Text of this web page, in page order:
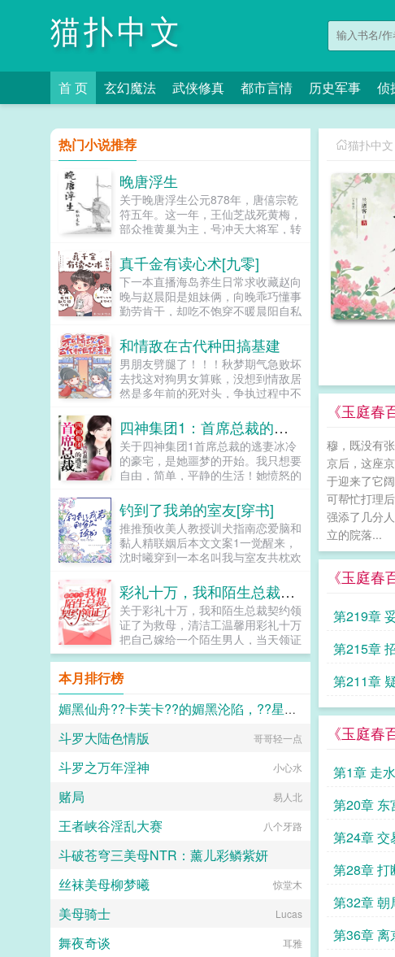
猫扑中文
首 页 玄幻魔法 武侠修真 都市言情 历史军事 侦
猫扑中文
《玉庭
穆，既没有
京后，这座
于迎来了它
可帮忙打理
强添了几分
立的院落...
《玉庭
第219章
第215章
第211章
《玉庭春
第1章 走水
第20章 东
第24章 交
第28章 打
第32章 朝
第36章 离
热门小说推荐
晚唐浮生
关于晚唐浮生公元878年，唐僖宗乾
符五年。这一年，王仙芝战死黄梅，
部众推黄巢为主，号冲天大将军，转
段文楚，父子二人发动叛乱，沙陀兵
马抄掠河东。这一年，江南盗贼蜂
起，连陷州郡。这一年，河南连岁旱
蝗，军士作乱。这一年，僖宗斗鸡击
球，不理朝政。这一年，大唐风雨飘
有自己的理想。他想登高望远，看到
的是万家灯火他想游览山河，看到的
是田园牧歌。他想孩童长得健壮，他
想妇人免遭凌辱，他想老人能得善
真千金有读心术[九零]
下一本直播海岛养生日常求收藏赵向
晚与赵晨阳是姐妹俩，向晚乖巧懂事
勤劳肯干，却吃不饱穿不暖晨阳自私
里人都摇头造孽哦，这么偏心！意外
被雷劈，赵向晚有了读心...
和情敌在古代种田搞基建
男朋友劈腿了！！！秋梦期气急败坏
去找这对狗男女算账，没想到情敌居
然是多年前的死对头，争执过程中不
为了完成兄长的遗愿她不得不女扮男
装赶往封乐县赴任，成了当朝最年轻
的县令...
四神集团1：首席总裁的逃妻
关于四神集团1首席总裁的逃妻冰冷
的豪宅，是她噩梦的开始。我只想要
自由，简单，平静的生活！她愤怒的
吗？冷少辰，如果你死，可以换回我
的自由，那么我就让你不得好死。可
是，誓言终究无法实现，明知这男人
是毒，不能爱，她还是爱上了。直到
他扔给她一张红的刺眼的请柬。她带
令人目眩的俊美脸庞，空气中，永远
少了他的味道。原本向往的自由在这
时，却显得不那么苍白，在自己也不
知道的时候，一颗心已经随着那恶魔
一起下了地狱。★★★五年，他重生
归来，却见她右手牵着俊俏的男孩，
左手挽着他弟弟。若若，五年的平静
生活，似乎让你忘了过去。他邪笑着
看着她。她血色尽退，紧紧地抓着儿
男人是谁？儿子酷酷的问。妈咪？他
得很好，连儿子都有了。爹地，我要
钓到了我弟的室友[穿书]
推推预收美人教授训犬指南恋爱脑和
黏人精联姻后本文文案1一觉醒来，
沈时曦穿到一本名叫我与室友共枕欢
友，两人一见钟情，本该是本甜宠青
春校园文，硬是被主角受的...
彩礼十万，我和陌生总裁契约领证了
关于彩礼十万，我和陌生总裁契约领
证了为救母，清洁工温馨用彩礼十万
把自己嫁给一个陌生男人，当天领证
了。他是堂堂总裁，却扮丑扮穷，骑
着一辆破自行车就来领证。都说防火
防盗防闺蜜，可她天天就防他。喂！
女人，吃了臭豆腐必须刷牙！喂！女
人，马桶用了要消毒呀！有人说，总
所有女人的梦中情人。而她说，他粗
天，温馨，你家老公的胡子飞了！
了！天，温馨你家老公开的竟然是迈
是总裁！温馨看着人群中簇拥的俊美
本月排行榜
媚黑仙舟??卡芙卡??的媚黑沦陷，??星的媚黑恶堕??，??黑人至上??
露露
斗罗大陆色情版 哥哥轻一点
斗罗之万年淫神 小心水
赌局 易人北
王者峡谷淫乱大赛 八个牙路
斗破苍穹三美母NTR：薰儿彩鳞紫妍
大芋泥啵啵
丝袜美母柳梦曦 惊堂木
美母骑士 Lucas
舞夜奇谈 耳雅